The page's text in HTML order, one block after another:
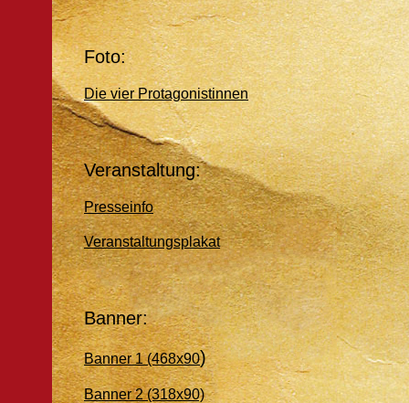
Foto:
Die vier Protagonistinnen
Veranstaltung:
Presseinfo
Veranstaltungsplakat
Banner:
Banner 1 (468x90)
Banner 2 (318x90)